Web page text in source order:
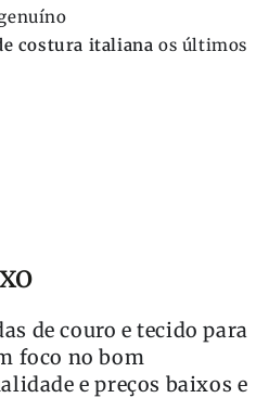
costura italiana os últimos
de couro e tecido para
foco no bom
e preços baixos e